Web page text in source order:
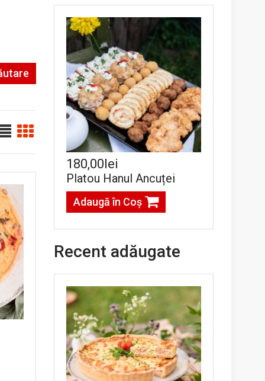
180,00lei
Platou Hanul Ancuței
Adaugă în Coş
Recent adăugate